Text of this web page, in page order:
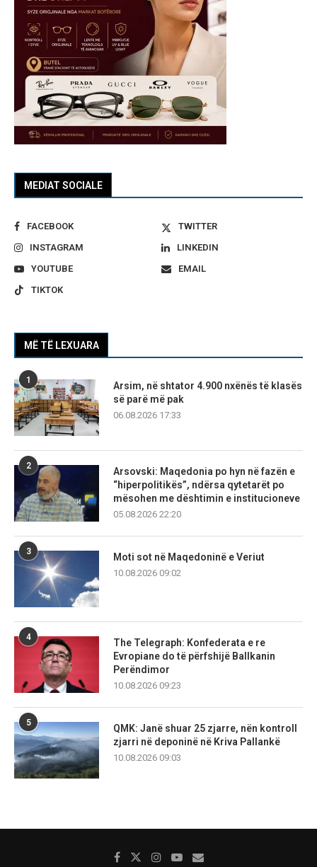
MEDIAT SOCIALE
FACEBOOK
TWITTER
INSTAGRAM
LINKEDIN
YOUTUBE
EMAIL
TIKTOK
MË TË LEXUARA
1
Arsim, në shtator 4.900 nxënës të klasës
së parë më pak
06.08.2026 17:33
2
Arsovski: Maqedonia po hyn në fazën e
“hiperpolitikës”, ndërsa qytetarët po
mësohen me dështimin e institucioneve
05.08.2026 22:20
3
Moti sot në Maqedoninë e Veriut
10.08.2026 09:02
4
The Telegraph: Konfederata e re
Evropiane do të përfshijë Ballkanin
Perëndimor
10.08.2026 09:23
5
QMK: Janë shuar 25 zjarre, nën kontroll
zjarri në deponinë në Kriva Pallankë
10.08.2026 09:03